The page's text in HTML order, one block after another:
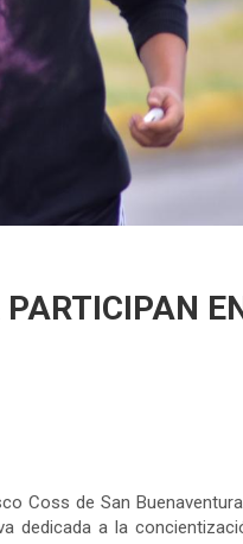
Coss de San
dedicada a la